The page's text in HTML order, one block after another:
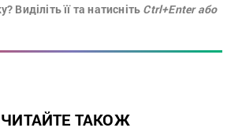
Виділіть її та натисніть Ctrl+Enter або
ЧИТАЙТЕ ТАКОЖ